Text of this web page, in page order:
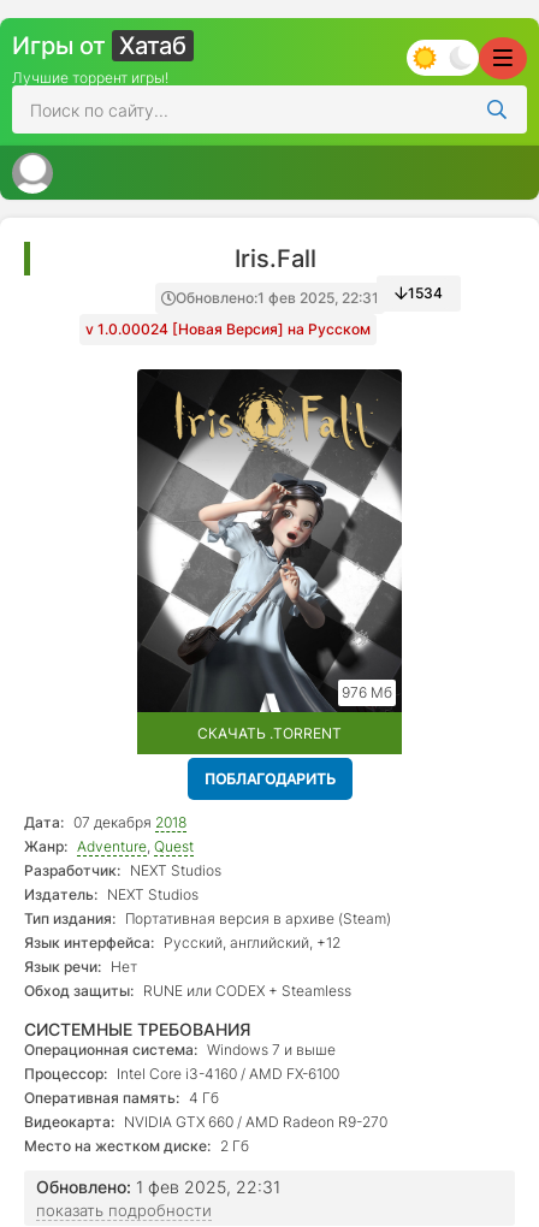
Игры от Хатаб
Лучшие торрент игры!
Iris.Fall
Обновлено:1 фев 2025, 22:31
v 1.0.00024 [Новая Версия] на Русском
1534
976 Мб
СКАЧАТЬ .TORRENT
ПОБЛАГОДАРИТЬ
Дата: 07 декабря 2018
Жанр: Adventure, Quest
Разработчик: NEXT Studios
Издатель: NEXT Studios
Тип издания: Портативная версия в архиве (Steam)
Язык интерфейса: Русский, английский, +12
Язык речи: Нет
Обход защиты: RUNE или CODEX + Steamless
СИСТЕМНЫЕ ТРЕБОВАНИЯ
Операционная система: Windows 7 и выше
Процессор: Intel Core i3-4160 / AMD FX-6100
Оперативная память: 4 Гб
Видеокарта: NVIDIA GTX 660 / AMD Radeon R9-270
Место на жестком диске: 2 Гб
Обновлено: 1 фев 2025, 22:31
показать подробности